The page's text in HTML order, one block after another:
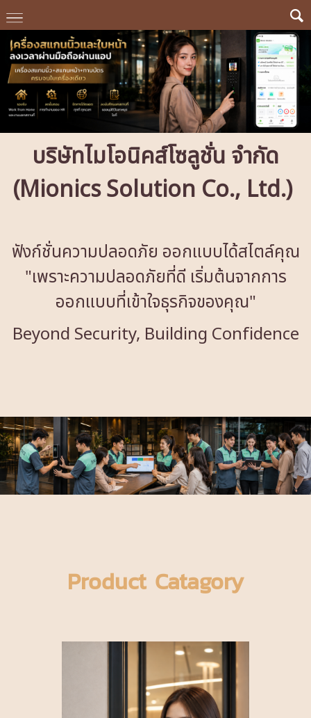
บริษัทไมโอนิคส์โซลูชั่น จำกัด
(Mionics Solution Co., Ltd.)
ฟังก์ชั่นความปลอดภัย ออกแบบได้สไตล์คุณ
"เพราะความปลอดภัยที่ดี เริ่มต้นจากการ
ออกแบบที่เข้าใจธุรกิจของคุณ"
Beyond Security, Building Confidence
Product Catagory